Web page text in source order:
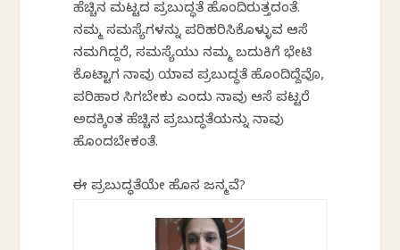
ಹೆಚ್ಚಿನ ಮಟ್ಟದ ಪ್ರಬುದ್ಧತೆ ಹೊಂದಿರುತ್ತದಂತೆ.
ನಮ್ಮ ಸಮಸ್ಯೆಗಳನ್ನು ಪರಿಹರಿಸಿಕೊಳ್ಳುವ ಆಸೆ
ನಮಗಿದ್ದರೆ, ಸಮಸ್ಯೆಯು ನಮ್ಮ ಬದುಕಿಗೆ ಭೇಟಿ
ಕೊಟ್ಟಾಗ ನಾವು ಯಾವ ಪ್ರಬುದ್ಧತೆ ಹೊಂದಿದ್ದೆವೊ,
ಪರಿಹಾರ ಸಿಗಬೇಕು ಎಂದು ನಾವು ಆಸೆ ಪಟ್ಟರೆ
ಅದಕ್ಕಿಂತ ಹೆಚ್ಚಿನ ಪ್ರಬುದ್ಧತೆಯನ್ನು ನಾವು
ಹೊಂದಬೇಕಂತೆ.
ಈ ಪ್ರಬುದ್ಧತೆಯೇ ಹೊಸ ಜನ್ಮವೆ?